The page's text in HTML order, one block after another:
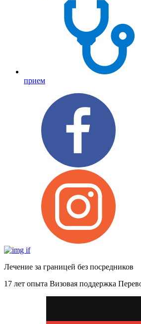
прием
Лечение за границей без посредников
17 лет опыта Визовая поддержка